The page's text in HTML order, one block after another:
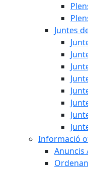
Juntes
Informació
Anuncis